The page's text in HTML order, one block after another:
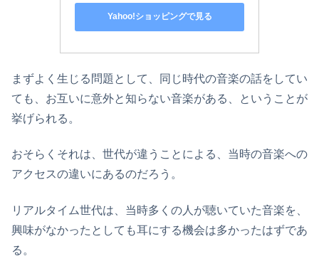
Yahoo!ショッピングで見る
まずよく生じる問題として、同じ時代の音楽の話をしてい
ても、お互いに意外と知らない音楽がある、ということが
挙げられる。
おそらくそれは、世代が違うことによる、当時の音楽への
アクセスの違いにあるのだろう。
リアルタイム世代は、当時多くの人が聴いていた音楽を、
興味がなかったとしても耳にする機会は多かったはずであ
る。